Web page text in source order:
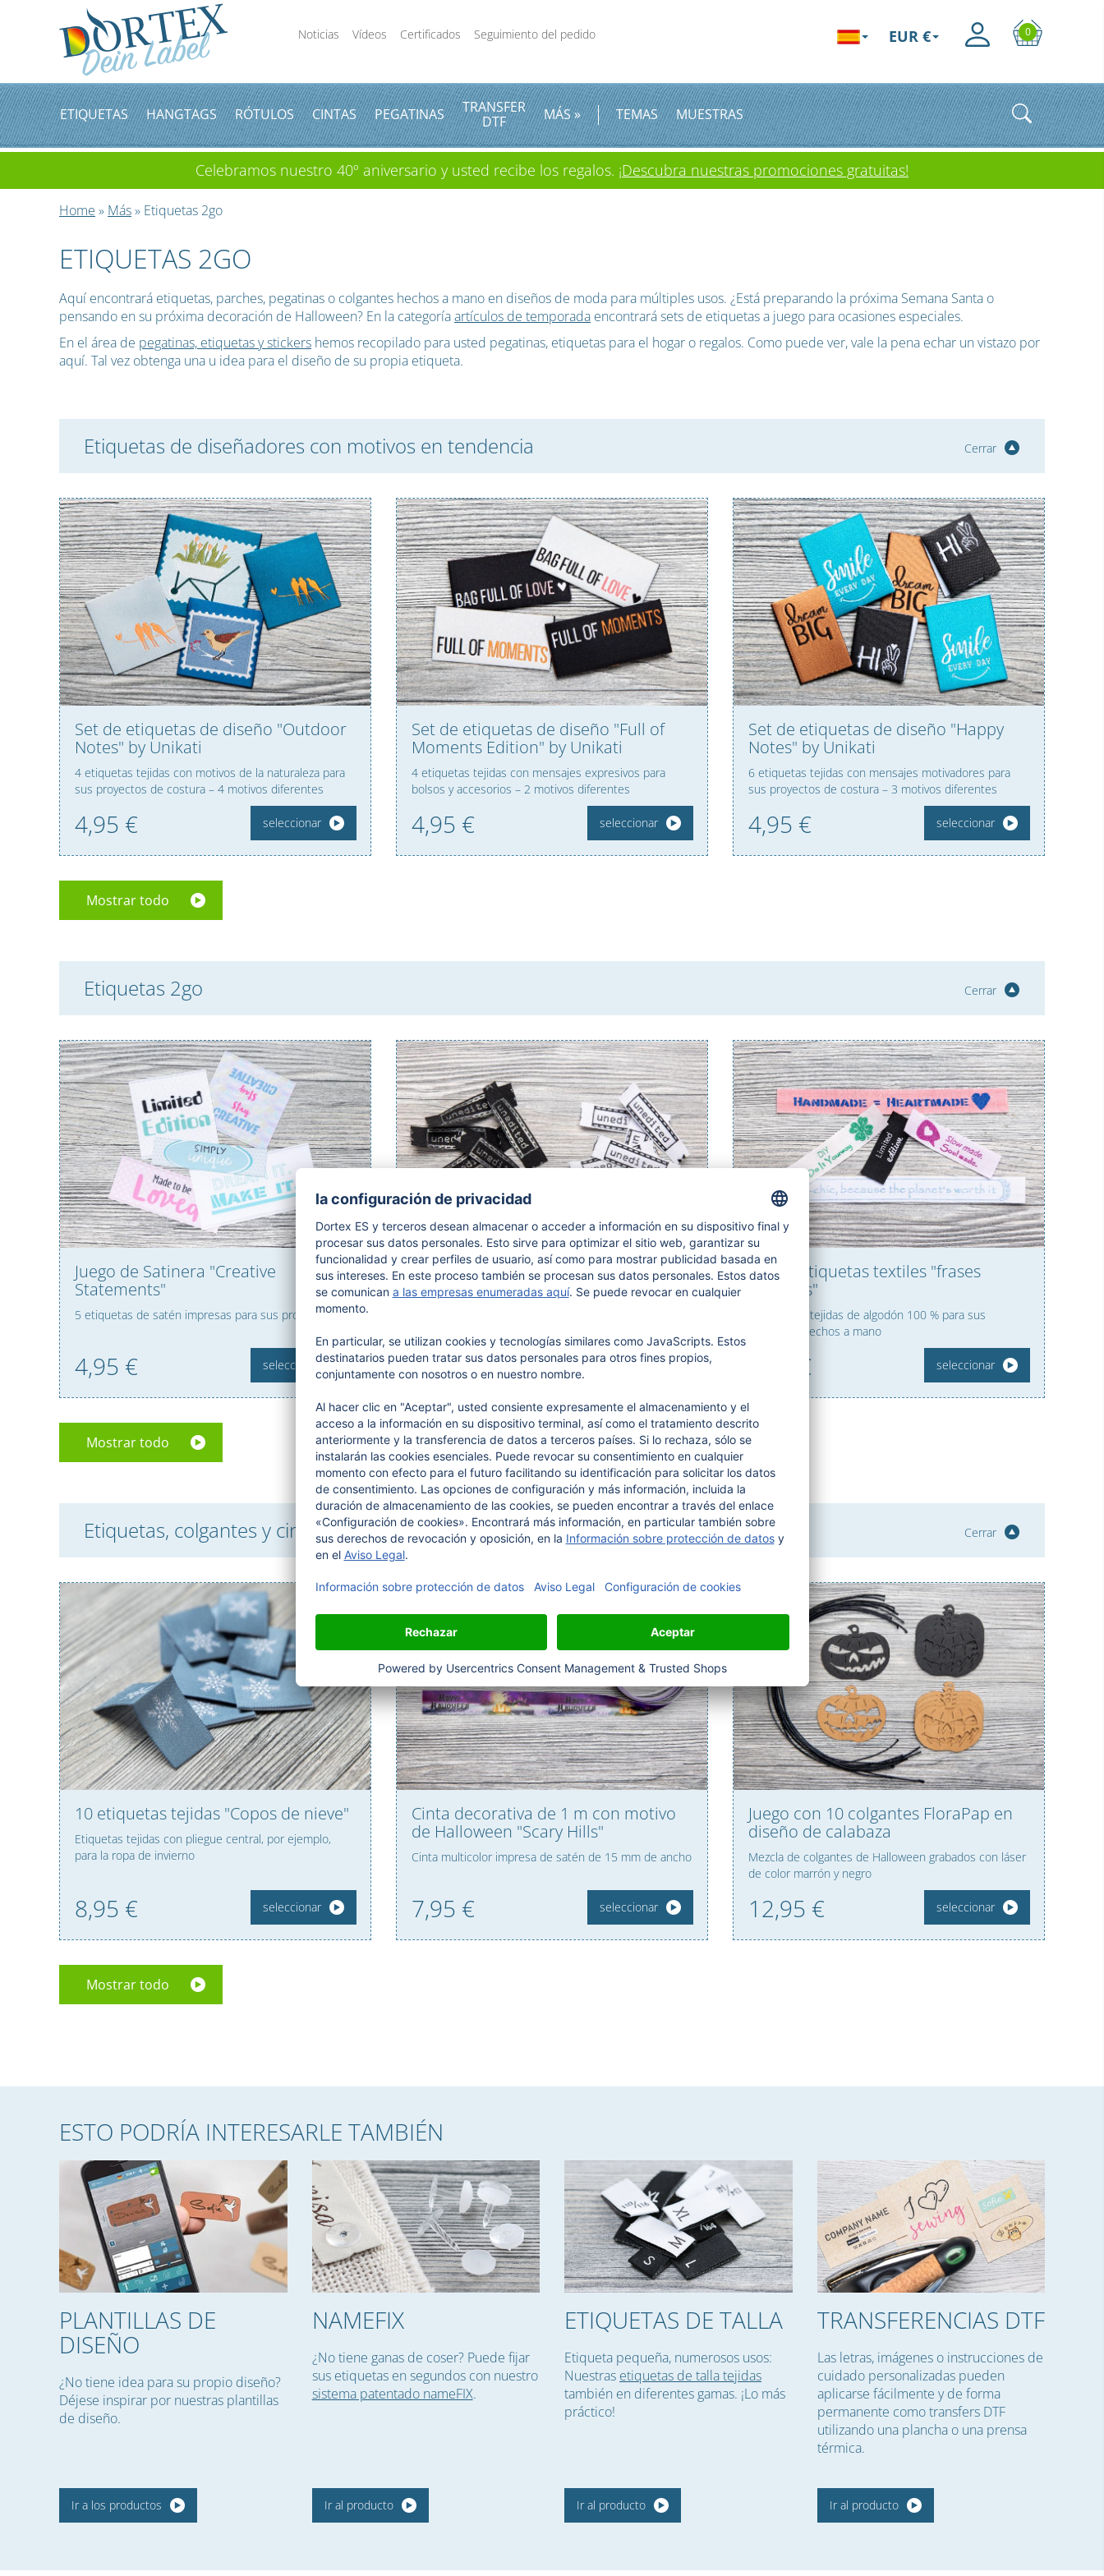
Noticias Vídeos Certificados Seguimiento del pedido 0
EUR €
ETIQUETAS HANGTAGS RÓTULOS CINTAS PEGATINAS
TRANSFER
DTF
MÁS » TEMAS MUESTRAS
Celebramos nuestro 40º aniversario y usted recibe los regalos. ¡Descubra nuestras promociones gratuitas!
Home » Más» Etiquetas 2go
ETIQUETAS 2GO
Aquí encontrará etiquetas, parches, pegatinas o colgantes hechos a mano en diseños de moda para múltiples usos. ¿Está preparando la próxima Semana Santa o
pensando en su próxima decoración de Halloween? En la categoríaartículos de temporada encontrará sets de etiquetas a juego para ocasiones especiales.
En el área de pegatinas, etiquetas y stickers hemos recopilado para usted pegatinas, etiquetas para el hogar o regalos. Como puede ver, vale la pena echar un vistazo por
aquí. Tal vez obtenga una u idea para el diseño de su propia etiqueta.
Cerrar
Etiquetas de diseñadores con motivos en tendencia
Set de etiquetas de diseño "Outdoor
Notes" by Unikati
4 etiquetas tejidas con motivos de la naturaleza para
sus proyectos de costura – 4 motivos diferentes
4,95 € seleccionar
Set de etiquetas de diseño "Full of
Moments Edition" by Unikati
4 etiquetas tejidas con mensajes expresivos para
bolsos y accesorios – 2 motivos diferentes
4,95 € seleccionar
Set de etiquetas de diseño "Happy
Notes" by Unikati
6 etiquetas tejidas con mensajes motivadores para
sus proyectos de costura – 3 motivos diferentes
4,95 € seleccionar
Mostrar todo
Cerrar
Etiquetas 2go
Juego de Satinera "Creative
Statements"
5 etiquetas de satén impresas para sus proyectos DIY
4,95 € seleccionar
10 etiquetas de algodón tejido
"unedited"
7,95€ seleccionar
Set de etiquetas textiles "frases
favoritas"
5 etiquetas tejidas de algodón 100 % para sus
proyectos hechos a mano
€ seleccionar
Mostrar todo
Cerrar
Etiquetas, colgantes y cintas – artículos de temporada 2go
10 etiquetas tejidas "Copos de nieve"
Etiquetas tejidas con pliegue central, por ejemplo,
para la ropa de invierno
8,95 € seleccionar
Cinta decorativa de 1 m con motivo
de Halloween "Scary Hills"
Cinta multicolor impresa de satén de 15 mm de ancho
7,95 € seleccionar
Juego con 10 colgantes FloraPap en
diseño de calabaza
Mezcla de colgantes de Halloween grabados con láser
de color marrón y negro
12,95 € seleccionar
Mostrar todo
ESTO PODRÍA INTERESARLE TAMBIÉN
PLANTILLAS DE
DISEÑO
¿No tiene idea para su propio diseño?
Déjese inspirar por nuestras plantillas
de diseño.
Ir a los productos
NAMEFIX
¿No tiene ganas de coser? Puede fijar
sus etiquetas en segundos con nuestro
sistema patentado nameFIX.
Ir al producto
ETIQUETAS DE TALLA
Etiqueta pequeña, numerosos usos:
Nuestras etiquetas de talla tejidas
también en diferentes gamas. ¡Lo más
práctico!
Ir al producto
TRANSFERENCIAS DTF
Las letras, imágenes o instrucciones de
cuidado personalizadas pueden
aplicarse fácilmente y de forma
permanente como transfers DTF
utilizando una plancha o una prensa
térmica.
Ir al producto